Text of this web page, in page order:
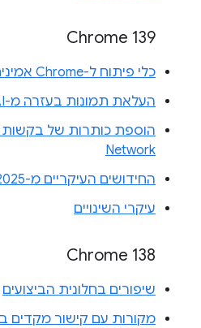
Chrome 139
כלי פיתוח ל-Chrome אמינים ויעילים יותר
העלאת תמונות בעזרה מ-AI לעיצוב
הוספת כותרות של בקשות
Network
החידושים העיקריים מ-Google I/O 2025
עיקרי השינויים
Chrome 138
שיפורים בחלונית הביצועים
מקורות עם קישור מקדים